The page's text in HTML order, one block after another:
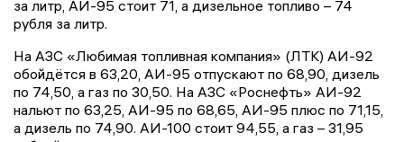
за литр, АИ-95 стоит 71, а дизельное топливо – 74
рубля за литр.
На АЗС «Любимая топливная компания» (ЛТК) АИ-92
обойдётся в 63,20, АИ-95 отпускают по 68,90, дизель
по 74,50, а газ по 30,50. На АЗС «Роснефть» АИ-92
нальют по 63,25, АИ-95 по 68,65, АИ-95 плюс по 71,15,
а дизель по 74,90. АИ-100 стоит 94,55, а газ – 31,95